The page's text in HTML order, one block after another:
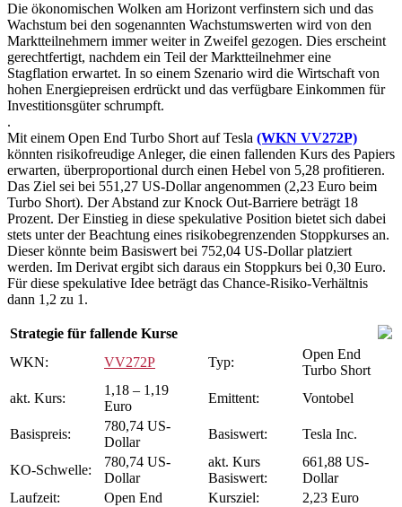
Die ökonomischen Wolken am Horizont verfinstern sich und das
Wachstum bei den sogenannten Wachstumswerten wird von den
Marktteilnehmern immer weiter in Zweifel gezogen. Dies erscheint
gerechtfertigt, nachdem ein Teil der Marktteilnehmer eine
Stagflation erwartet. In so einem Szenario wird die Wirtschaft von
hohen Energiepreisen erdrückt und das verfügbare Einkommen für
Investitionsgüter schrumpft.
.
Mit einem Open End Turbo Short auf Tesla (WKN VV272P)
könnten risikofreudige Anleger, die einen fallenden Kurs des Papiers
erwarten, überproportional durch einen Hebel von 5,28 profitieren.
Das Ziel sei bei 551,27 US-Dollar angenommen (2,23 Euro beim
Turbo Short). Der Abstand zur Knock Out-Barriere beträgt 18
Prozent. Der Einstieg in diese spekulative Position bietet sich dabei
stets unter der Beachtung eines risikobegrenzenden Stoppkurses an.
Dieser könnte beim Basiswert bei 752,04 US-Dollar platziert
werden. Im Derivat ergibt sich daraus ein Stoppkurs bei 0,30 Euro.
Für diese spekulative Idee beträgt das Chance-Risiko-Verhältnis
dann 1,2 zu 1.
Strategie für fallende Kurse
WKN:
VV272P Typ:
Open End
Turbo Short
akt. Kurs:
1,18 – 1,19
Euro
Emittent: Vontobel
Basispreis:
780,74 US-
Dollar
Basiswert: Tesla Inc.
KO-Schwelle:
780,74 US-
Dollar
akt. Kurs
Basiswert:
661,88 US-
Dollar
Laufzeit:
Open End Kursziel:
2,23 Euro